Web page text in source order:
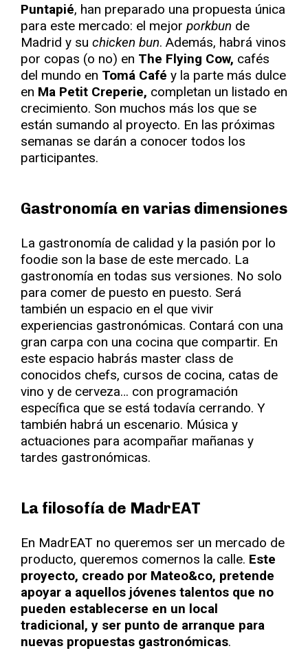
Puntapié, han preparado una propuesta única
para este mercado: el mejor porkbun de
Madrid y su chicken bun. Además, habrá vinos
por copas (o no) en The Flying Cow, cafés
del mundo en Tomá Café y la parte más dulce
en Ma Petit Creperie, completan un listado en
crecimiento. Son muchos más los que se
están sumando al proyecto. En las próximas
semanas se darán a conocer todos los
participantes.
Gastronomía en varias dimensiones
La gastronomía de calidad y la pasión por lo
foodie son la base de este mercado. La
gastronomía en todas sus versiones. No solo
para comer de puesto en puesto. Será
también un espacio en el que vivir
experiencias gastronómicas. Contará con una
gran carpa con una cocina que compartir. En
este espacio habrás master class de
conocidos chefs, cursos de cocina, catas de
vino y de cerveza… con programación
específica que se está todavía cerrando. Y
también habrá un escenario. Música y
actuaciones para acompañar mañanas y
tardes gastronómicas.
La filosofía de MadrEAT
En MadrEAT no queremos ser un mercado de
producto, queremos comernos la calle. Este
proyecto, creado por Mateo&co, pretende
apoyar a aquellos jóvenes talentos que no
pueden establecerse en un local
tradicional, y ser punto de arranque para
nuevas propuestas gastronómicas.